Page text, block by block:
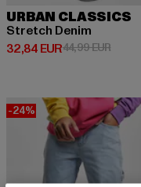
URBAN CLASSICS
Stretch Denim
32,84 EUR
Derzeitiger Preis: 32,84
44,99 EUR
-24%